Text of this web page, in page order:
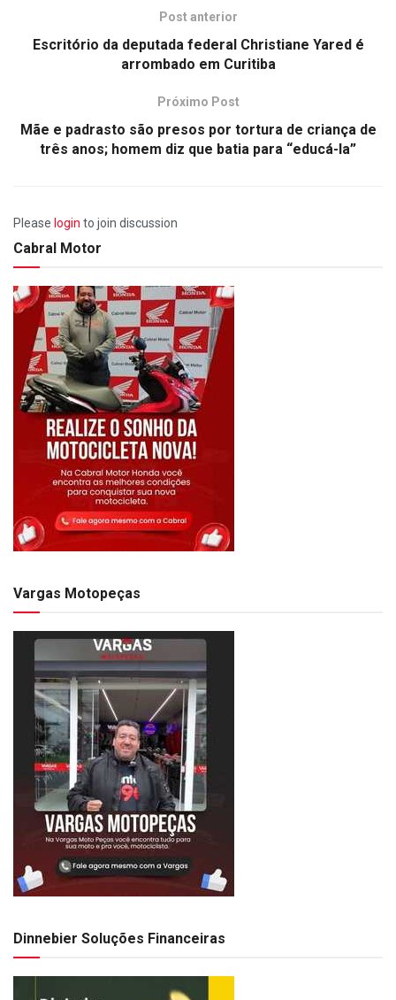
Post anterior
Escritório da deputada federal Christiane Yared é
arrombado em Curitiba
Próximo Post
Mãe e padrasto são presos por tortura de criança de
três anos; homem diz que batia para “educá-la”
Please login to join discussion
Cabral Motor
Vargas Motopeças
Dinnebier Soluções Financeiras